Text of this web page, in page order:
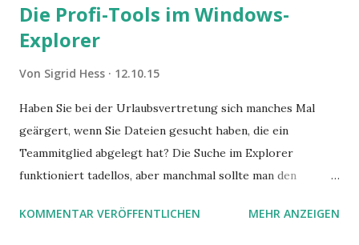
Die Profi-Tools im Windows-
Explorer
Von Sigrid Hess 12.10.15
Haben Sie bei der Urlaubsvertretung sich manches Mal
geärgert, wenn Sie Dateien gesucht haben, die ein
Teammitglied abgelegt hat? Die Suche im Explorer
funktioniert tadellos, aber manchmal sollte man den
mit UND oder ODER oder NICHT... Das geht so einfach,
KOMMENTAR VERÖFFENTLICHEN MEHR ANZEIGEN